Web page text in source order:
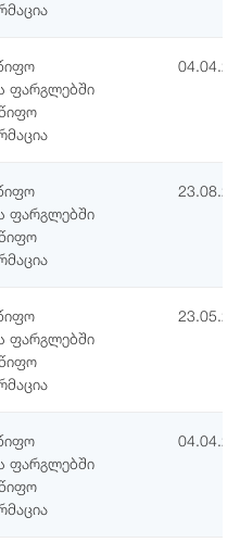
ფარგლებში
ფარგლებში
ფარგლებში
ფარგლებში